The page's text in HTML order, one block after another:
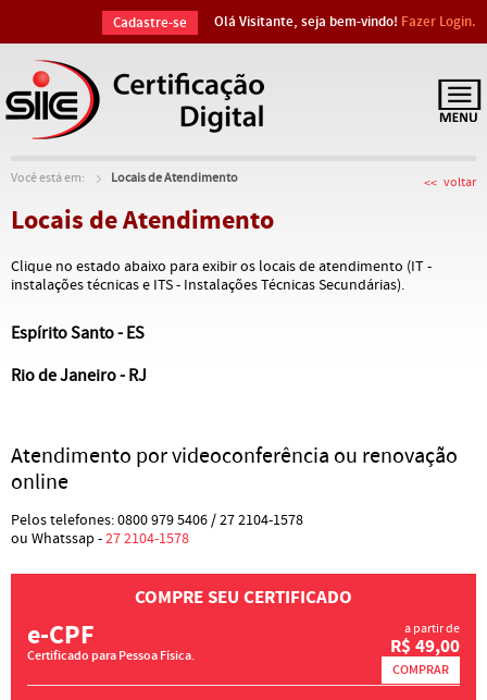
Olá Visitante, seja bem-vindo! Fazer Login.
Cadastre-se
Você está em: Locais de Atendimento voltar
Locais de Atendimento
Clique no estado abaixo para exibir os locais de atendimento (IT -
instalações técnicas e ITS - Instalações Técnicas Secundárias).
Espírito Santo - ES
Rio de Janeiro - RJ
Atendimento por videoconferência ou renovação
online
Pelos telefones: 0800 979 5406 / 27 2104-1578
ou Whatssap -27 2104-1578
COMPRE SEU CERTIFICADO
e-CPF
Certificado para Pessoa Física.
a partir de
R$ 49,00
COMPRAR